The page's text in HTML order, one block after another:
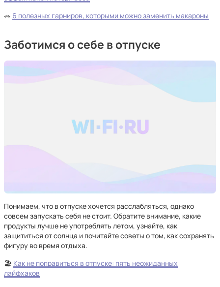
🥗 6 полезных гарниров, которыми можно заменить макароны
Заботимся о себе в отпуске
Понимаем, что в отпуске хочется расслабляться, однако
совсем запускать себя не стоит. Обратите внимание, какие
продукты лучше не употреблять летом, узнайте, как
защититься от солнца и почитайте советы о том, как сохранять
фигуру во время отдыха.
🏖️ Как не поправиться в отпуске: пять неожиданных
лайфхаков